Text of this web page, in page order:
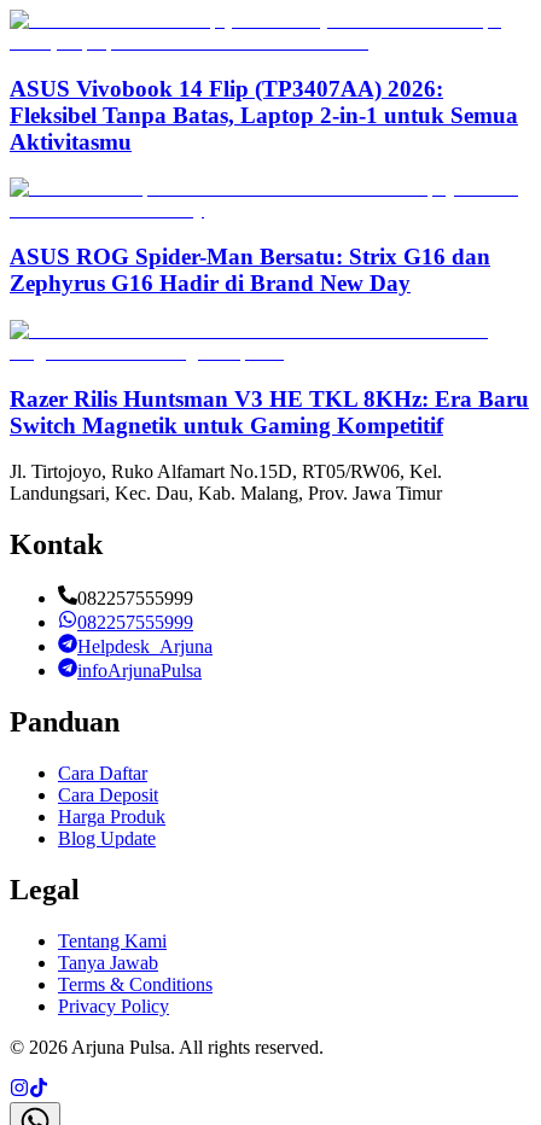
ASUS Vivobook 14 Flip (TP3407AA) 2026:
Fleksibel Tanpa Batas, Laptop 2-in-1 untuk Semua
Aktivitasmu
ASUS ROG Spider-Man Bersatu: Strix G16 dan
Zephyrus G16 Hadir di Brand New Day
Razer Rilis Huntsman V3 HE TKL 8KHz: Era Baru
Switch Magnetik untuk Gaming Kompetitif
Jl. Tirtojoyo, Ruko Alfamart No.15D, RT05/RW06, Kel.
Landungsari, Kec. Dau, Kab. Malang, Prov. Jawa Timur
Kontak
082257555999
082257555999
Helpdesk_Arjuna
infoArjunaPulsa
Panduan
Cara Daftar
Cara Deposit
Harga Produk
Blog Update
Legal
Tentang Kami
Tanya Jawab
Terms & Conditions
Privacy Policy
© 2026 Arjuna Pulsa. All rights reserved.